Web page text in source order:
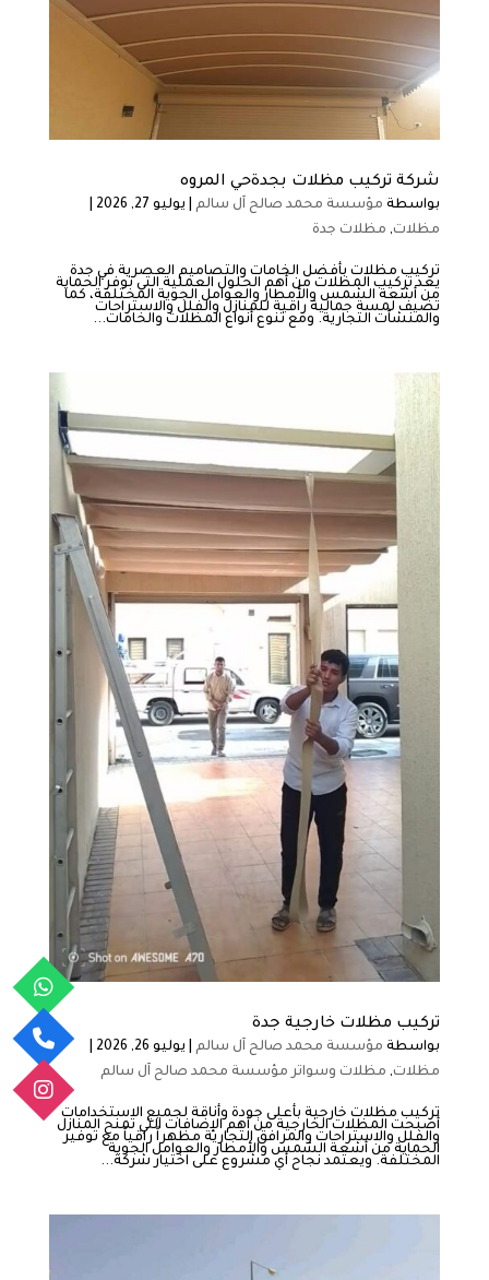
شركة تركيب مظلات بجدةحي المروه
بواسطة مؤسسة محمد صالح آل سالم| يوليو 27, 2026
مظلات, مظلات جدة
تركيب مظلات بأفضل الخامات والتصاميم العصرية في جدة
يعد تركيب المظلات من أهم الحلول العملية التي توفر الحماية
من أشعة الشمس والأمطار والعوامل الجوية المختلفة، كما
تضيف لمسة جمالية راقية للمنازل والفلل والاستراحات
والمنشآت التجارية. ومع تنوع أنواع المظلات والخامات...
تركيب مظلات خارجية جدة
بواسطة مؤسسة محمد صالح آل سالم| يوليو 26, 2026
مظلات, مظلات وسواتر مؤسسة محمد صالح آل سالم
تركيب مظلات خارجية بأعلى جودة وأناقة لجميع الاستخدامات
أصبحت المظلات الخارجية من أهم الإضافات التي تمنح المنازل
والفلل والاستراحات والمرافق التجارية مظهراً راقياً مع توفير
الحماية من أشعة الشمس والأمطار والعوامل الجوية
المختلفة. ويعتمد نجاح أي مشروع على اختيار شركة...